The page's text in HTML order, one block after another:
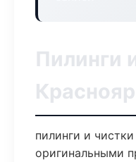
Пилинги
пилинги и
оригинальными